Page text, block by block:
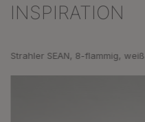
Produktgalerie überspringen
INSPIRATION
Strahler SEAN, 8-flammig, weiß